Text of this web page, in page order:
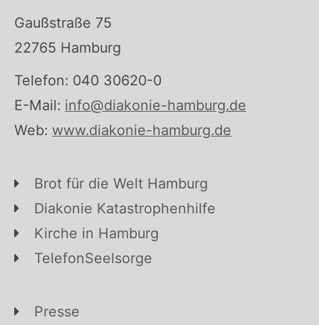
Gaußstraße 75
22765 Hamburg
Telefon: 040 30620-0
E-Mail: info@diakonie-hamburg.de
Web: www.diakonie-hamburg.de
Brot für die Welt Hamburg
Diakonie Katastrophenhilfe
Kirche in Hamburg
TelefonSeelsorge
Presse